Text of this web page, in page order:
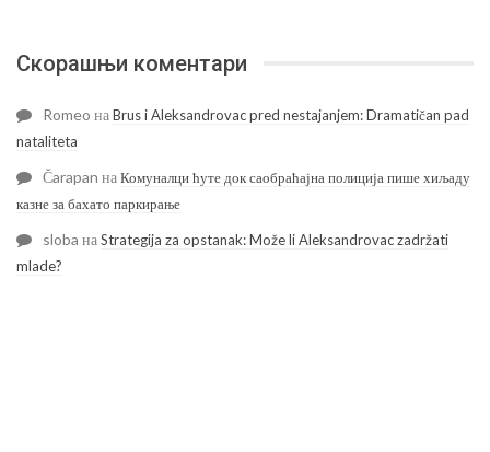
Скорашњи коментари
Romeo наBrus i Aleksandrovac pred nestajanjem: Dramatičan pad
nataliteta
Čarapan наКомуналци ћуте док саобраћајна полиција пише хиљаду
казне за бахато паркирање
sloba наStrategija za opstanak: Može li Aleksandrovac zadržati
mlade?